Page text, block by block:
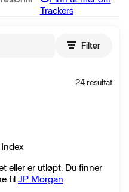
Trackers
Filter
24resultat
eller er utløpt. Du finner
til JP Morgan.